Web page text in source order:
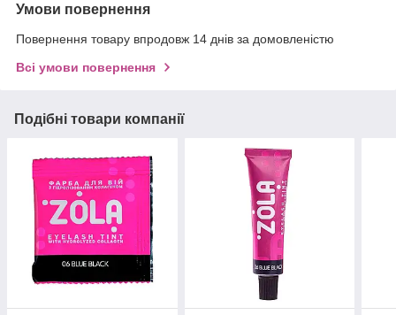
Умови повернення
Повернення товару впродовж 14 днів за домовленістю
Всі умови повернення
Подібні товари компанії